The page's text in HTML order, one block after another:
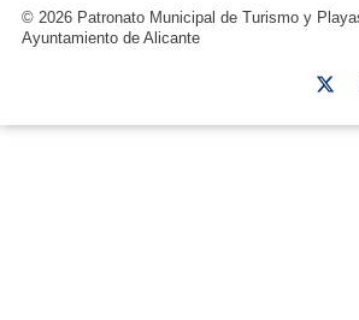
© 2026 Patronato Municipal de Turismo y
Ayuntamiento de Alicante